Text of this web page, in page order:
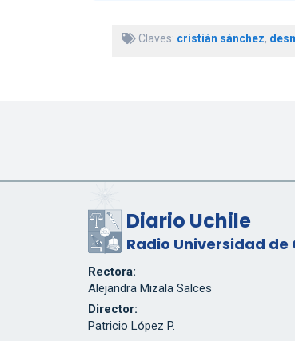
Claves: cristián sánchez,
Diario Uchile
Radio Universidad de
Rectora:
Alejandra Mizala Salces
Director:
Patricio López P.